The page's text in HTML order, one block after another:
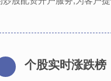
个股实时涨跌榜